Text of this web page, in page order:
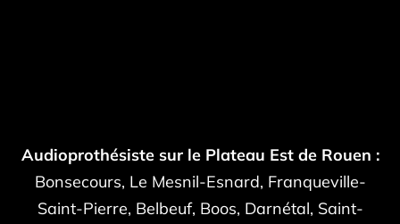
Audioprothésiste sur le Plateau Est de Rouen :
Bonsecours, Le Mesnil-Esnard, Franqueville-
Saint-Pierre, Belbeuf, Boos, Darnétal, Saint-